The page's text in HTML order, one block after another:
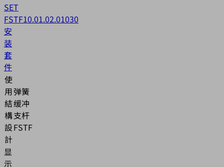
SET
FSTF10.01.02.01030
安
装
套
件
使
用
結
構
設
計
弹簧
缓冲
支杆
FSTF
显
示